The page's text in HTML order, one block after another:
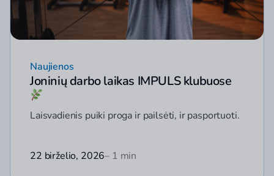
Naujienos
Joninių darbo laikas IMPULS klubuose
Laisvadienis puiki proga ir pailsėti, ir pasportuoti.
22 birželio, 2026– 1 min